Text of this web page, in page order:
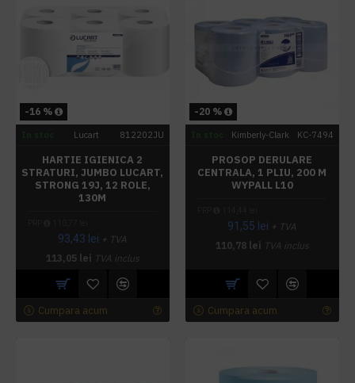
-16 %
Lucart 812202JU
HARTIE IGIENICA 2
STRATURI, JUMBO LUCART,
STRONG 19J, 12 ROLE,
130M
93,43 lei + TVA
113,05 lei TVA inclus
Cumpara acum
-20 %
Kimberly-Clark KC-7494
PROSOP DERULARE
CENTRALA, 1 PLIU, 200 M
WYPALL L10
91,55 lei + TVA
110,78 lei TVA inclus
Cumpara acum